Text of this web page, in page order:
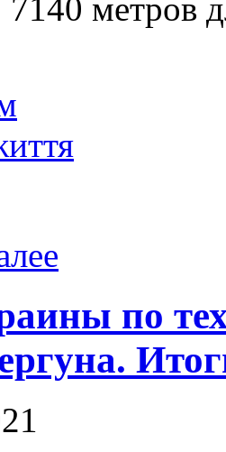
7140 метров
по